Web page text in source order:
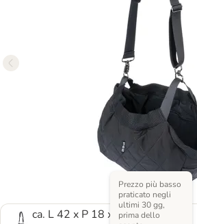
ca. L 42 x P 18 x H 25 cm
Prezzo più basso
praticato negli
ultimi 30 gg,
prima dello